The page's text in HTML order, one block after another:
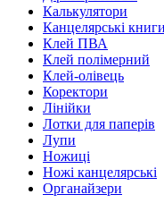
Калькулятори
Канцелярські книги
Клей ПВА
Клей полімерний
Клей-олівець
Коректори
Лінійки
Лотки для паперів
Лупи
Ножиці
Ножі канцелярські
Органайзери